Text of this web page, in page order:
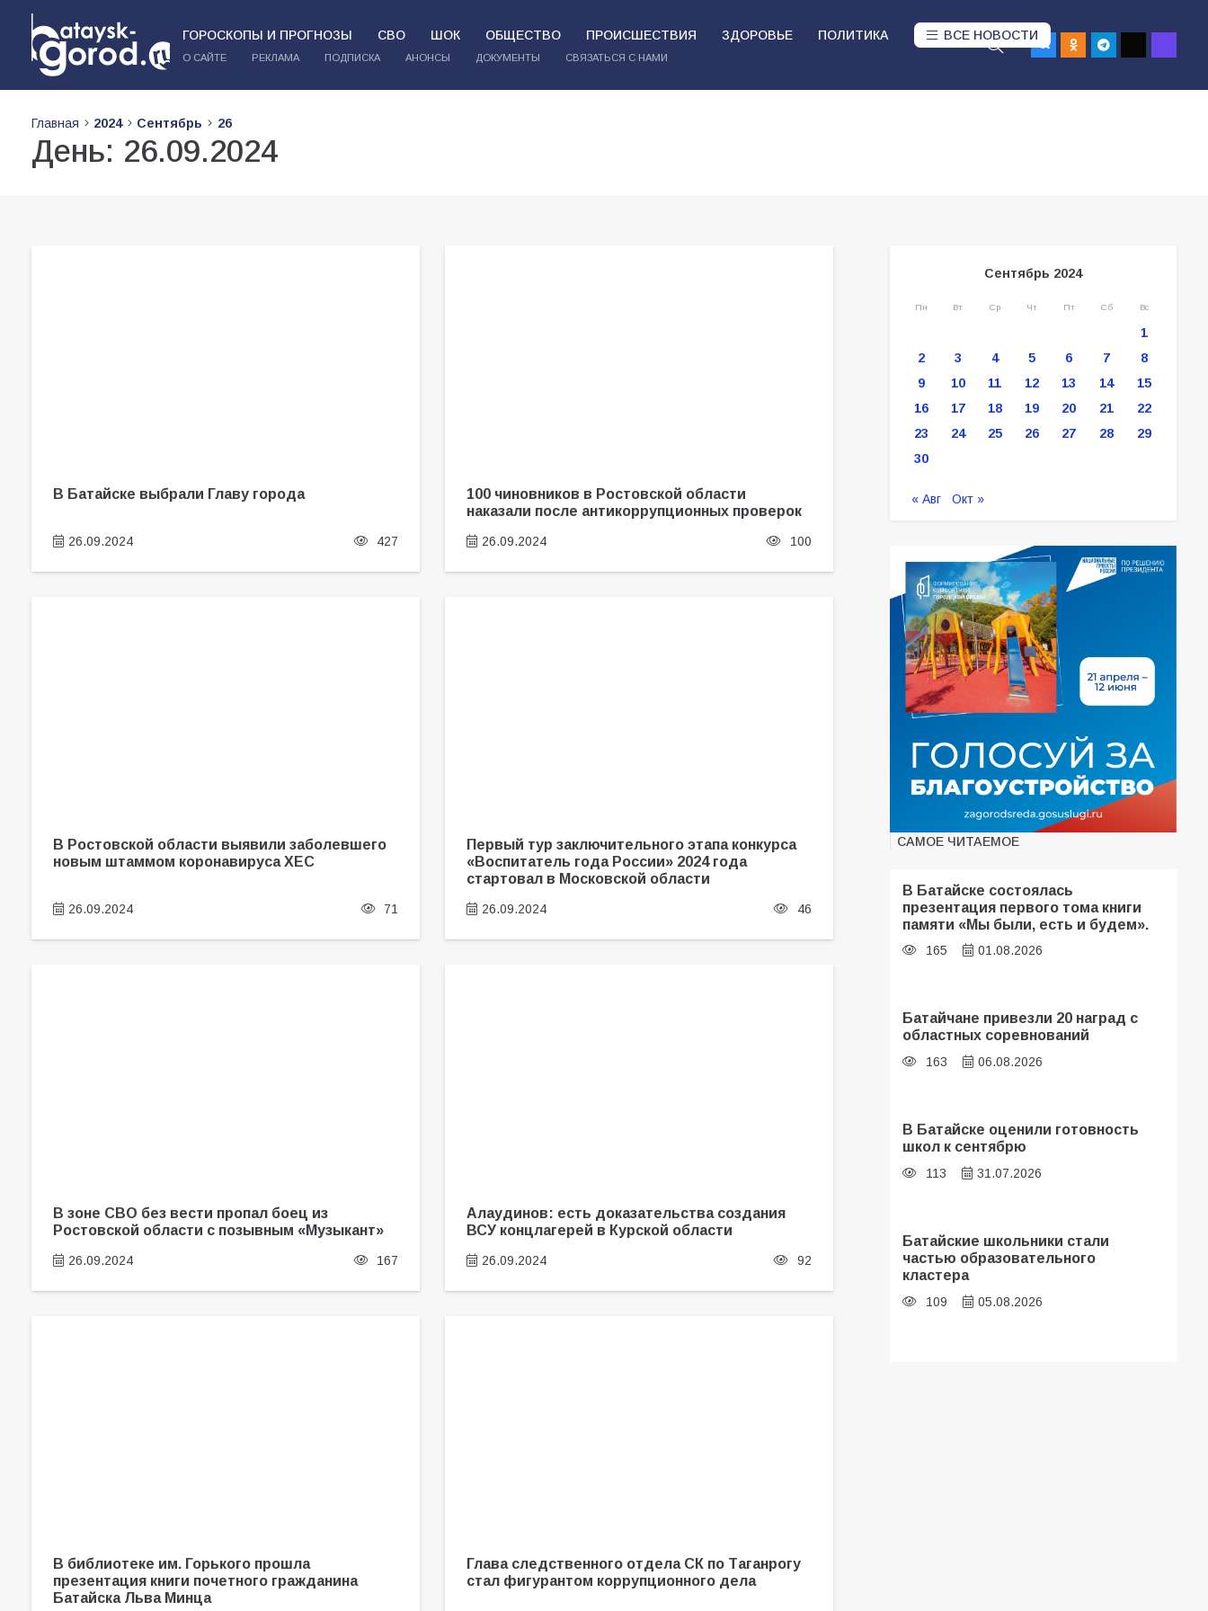
ГОРОСКОПЫ И ПРОГНОЗЫ СВО ШОК ОБЩЕСТВО ПРОИСШЕСТВИЯ ЗДОРОВЬЕ ПОЛИТИКА ВСЕ НОВОСТИ
О САЙТЕ РЕКЛАМА ПОДПИСКА АНОНСЫ ДОКУМЕНТЫ СВЯЗАТЬСЯ С НАМИ
Главная 2024 Сентябрь 26
День: 26.09.2024
В Батайске выбрали Главу города
26.09.2024 427
100 чиновников в Ростовской области
наказали после антикоррупционных проверок
26.09.2024 100
В Ростовской области выявили заболевшего
новым штаммом коронавируса XEC
26.09.2024 71
Первый тур заключительного этапа конкурса
«Воспитатель года России» 2024 года
стартовал в Московской области
26.09.2024 46
В зоне СВО без вести пропал боец из
Ростовской области с позывным «Музыкант»
26.09.2024 167
Алаудинов: есть доказательства создания
ВСУ концлагерей в Курской области
26.09.2024 92
В библиотеке им. Горького прошла
презентация книги почетного гражданина
Батайска Льва Минца
Глава следственного отдела СК по Таганрогу
стал фигурантом коррупционного дела
Сентябрь 2024
Пн Вт Ср Чт Пт Сб Вс
1
2
3 4 5 6 7
8
9
10 11 12 13 14
15
16
17 18 19 20 21
22
23
24 25 26 27 28
29
30
« Авг Окт »
САМОЕ ЧИТАЕМОЕ
В Батайске состоялась
презентация первого тома книги
памяти «Мы были, есть и будем».
165 01.08.2026
Батайчане привезли 20 наград с
областных соревнований
163 06.08.2026
В Батайске оценили готовность
школ к сентябрю
113 31.07.2026
Батайские школьники стали
частью образовательного
кластера
109 05.08.2026